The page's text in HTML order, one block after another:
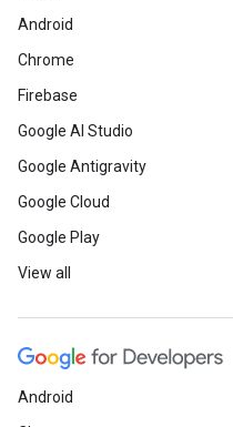
Android
Chrome
Firebase
Google AI Studio
Google Antigravity
Google Cloud
Google Play
View all
Android